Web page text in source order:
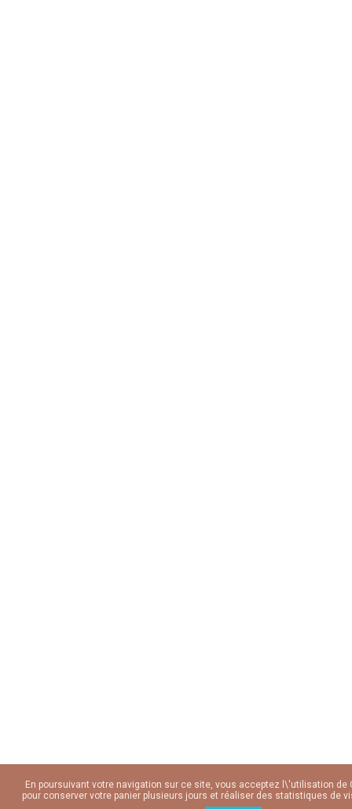
En poursuivant votre navigation sur ce site, vous acceptez l\'utilisation de
pour conserver votre panier plusieurs jours et réaliser des statistiques de